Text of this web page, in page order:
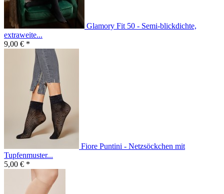
Glamory Fit 50 - Semi-blickdichte,
extraweite...
9,00 € *
Fiore Puntini - Netzsöckchen mit
Tupfenmuster...
5,00 € *